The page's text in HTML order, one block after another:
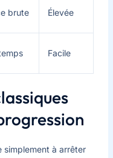
brute Élevée
Facile
simplement à arrêter